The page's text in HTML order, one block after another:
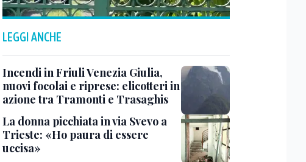
LEGGI ANCHE
Incendi in Friuli Venezia Giulia,
nuovi focolai e riprese: elicotteri in
azione tra Tramonti e Trasaghis
La donna picchiata in via Svevo a
Trieste: «Ho paura di essere
uccisa»